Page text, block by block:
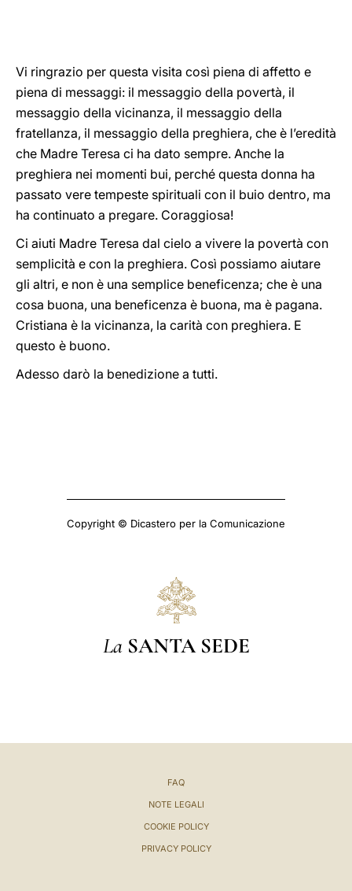
Vi ringrazio per questa visita così piena di affetto e
piena di messaggi: il messaggio della povertà, il
messaggio della vicinanza, il messaggio della
fratellanza, il messaggio della preghiera, che è l’eredità
che Madre Teresa ci ha dato sempre. Anche la
preghiera nei momenti bui, perché questa donna ha
passato vere tempeste spirituali con il buio dentro, ma
ha continuato a pregare. Coraggiosa!
Ci aiuti Madre Teresa dal cielo a vivere la povertà con
semplicità e con la preghiera. Così possiamo aiutare
gli altri, e non è una semplice beneficenza; che è una
cosa buona, una beneficenza è buona, ma è pagana.
Cristiana è la vicinanza, la carità con preghiera. E
questo è buono.
Adesso darò la benedizione a tutti.
Copyright © Dicastero per la Comunicazione
La SANTA SEDE
FAQ
NOTE LEGALI
COOKIE POLICY
PRIVACY POLICY